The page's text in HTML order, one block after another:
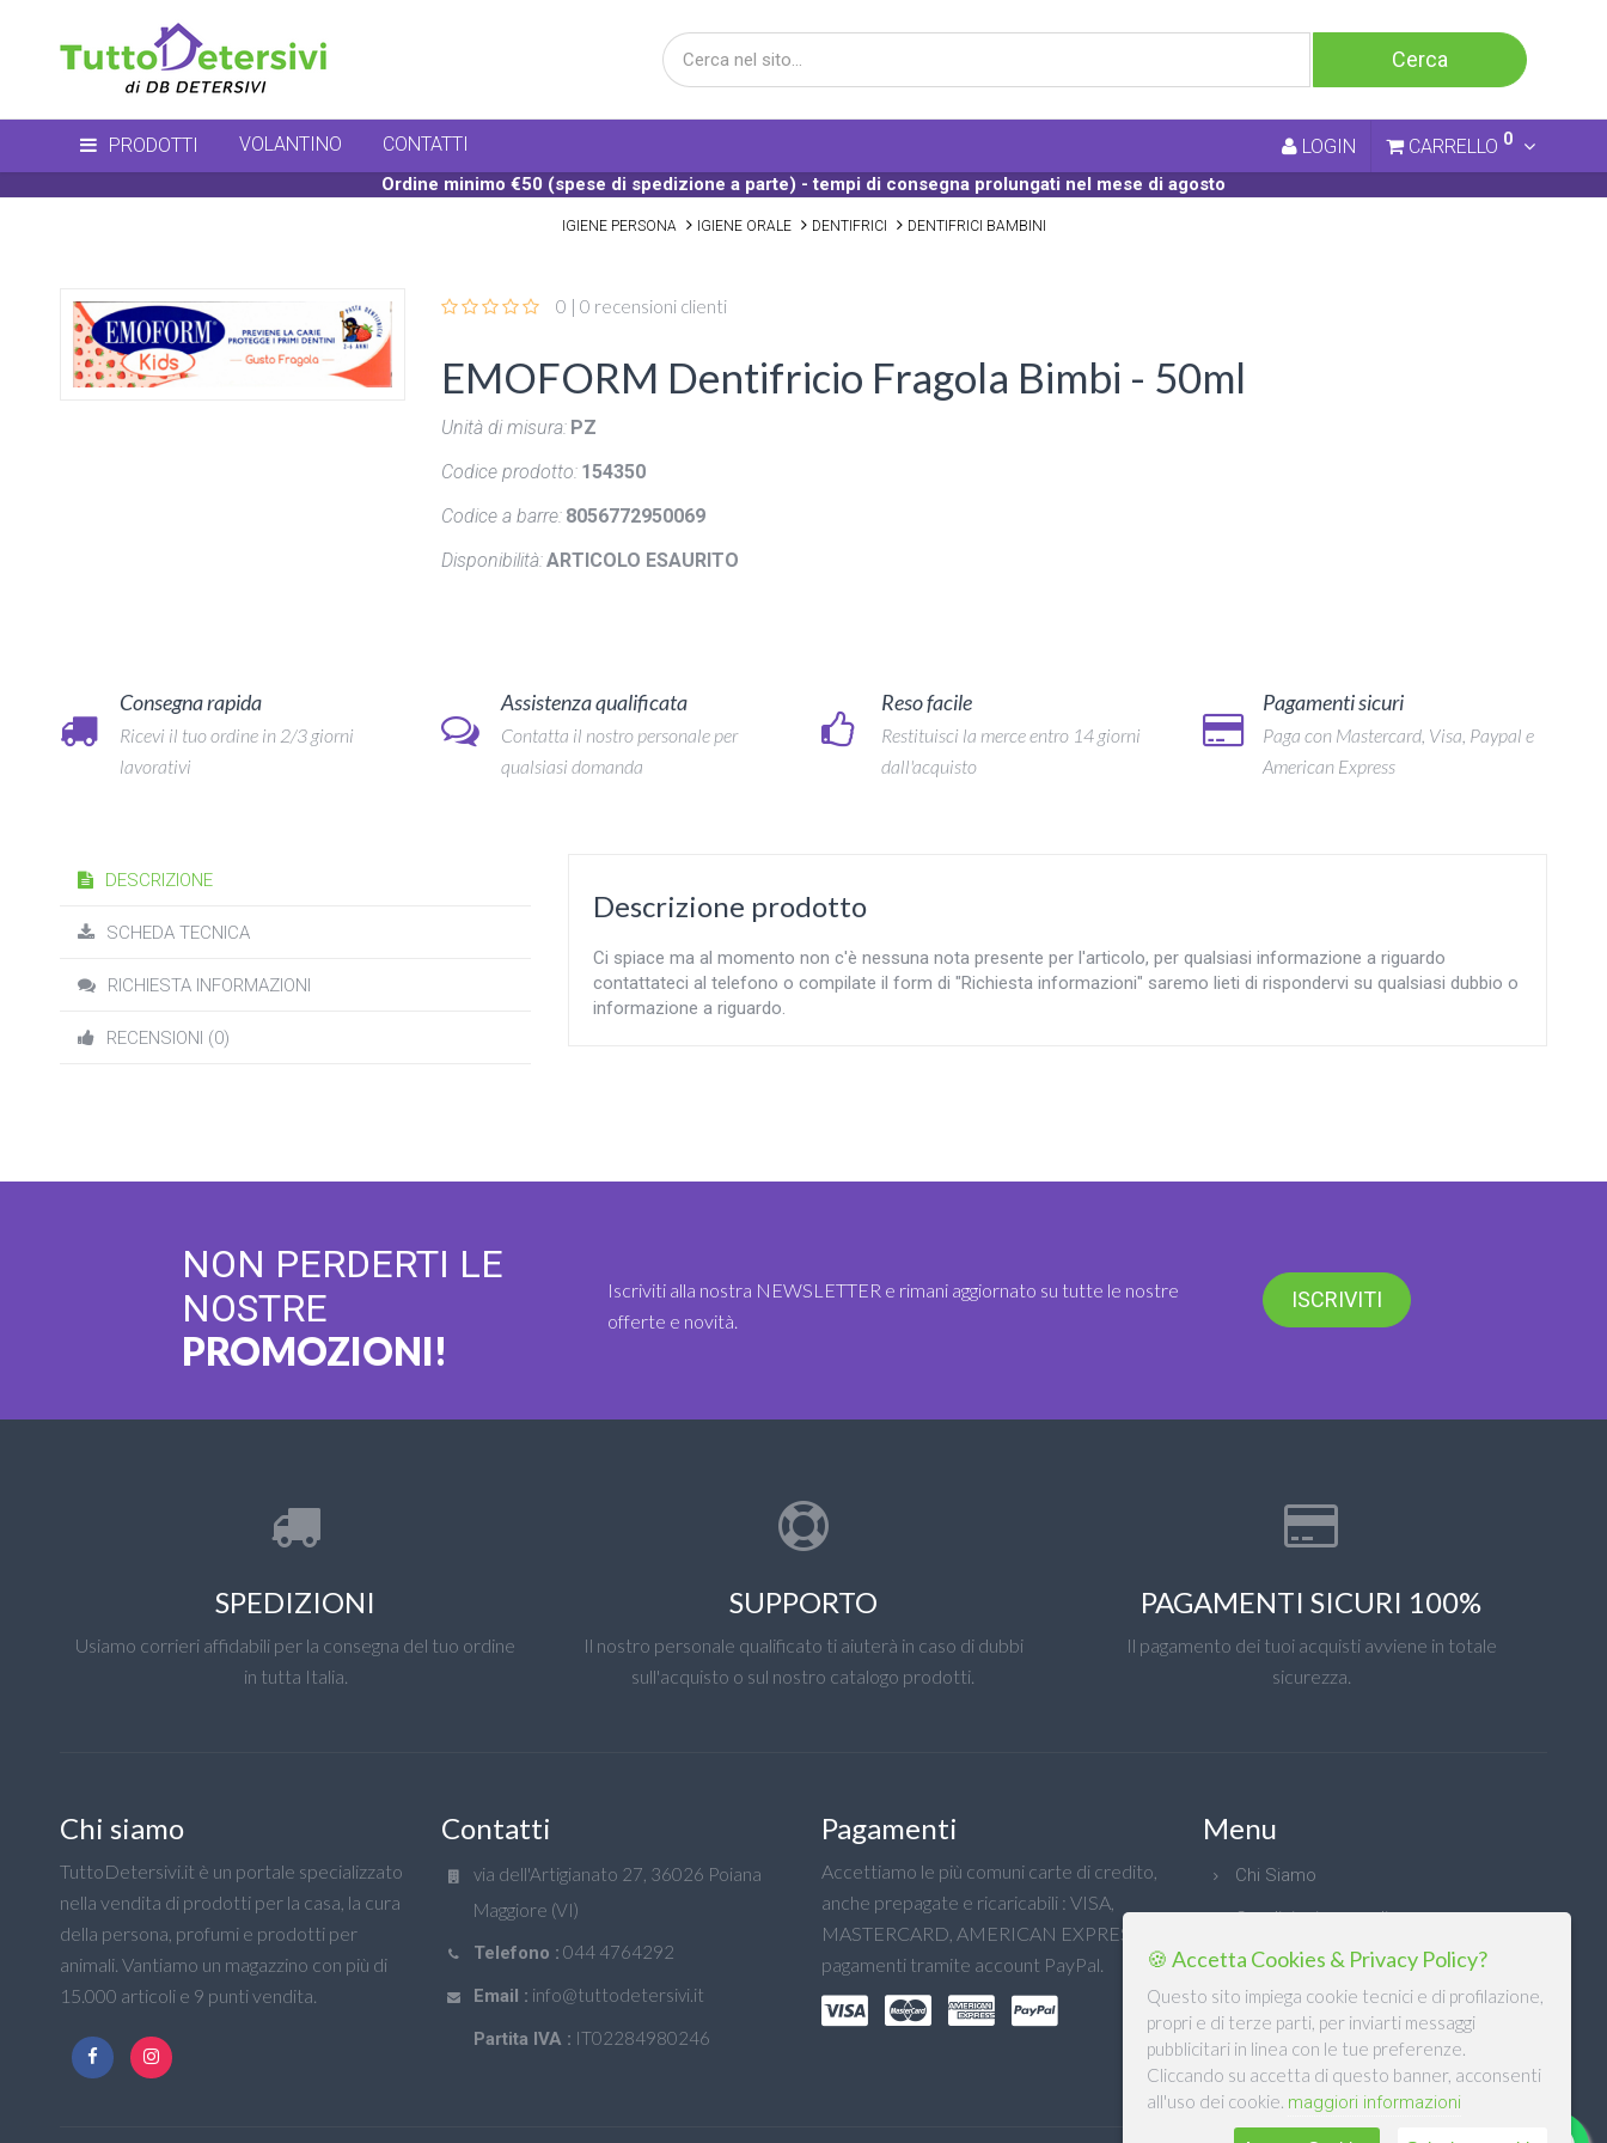
PRODOTTI VOLANTINO CONTATTI LOGIN CARRELLO 0
Ordine minimo €50 (spese di spedizione a parte) - tempi di consegna prolungati nel mese di agosto
IGIENE PERSONA IGIENE ORALE DENTIFRICI DENTIFRICI BAMBINI
0 | 0 recensioni clienti
EMOFORM Dentifricio Fragola Bimbi - 50ml
Unità di misura: PZ
Codice prodotto: 154350
Codice a barre: 8056772950069
Disponibilità:ARTICOLO ESAURITO
Consegna rapida
Ricevi il tuo ordine in 2/3 giorni
lavorativi
Assistenza qualificata
Contatta il nostro personale per
qualsiasi domanda
Reso facile
Restituisci la merce entro 14 giorni
dall'acquisto
Pagamenti sicuri
Paga con Mastercard, Visa, Paypal e
American Express
DESCRIZIONE
SCHEDA TECNICA
RICHIESTA INFORMAZIONI
RECENSIONI (0)
Descrizione prodotto
Ci spiace ma al momento non c'è nessuna nota presente per l'articolo, per qualsiasi informazione a riguardo
contattateci al telefono o compilate il form di "Richiesta informazioni" saremo lieti di rispondervi su qualsiasi dubbio o
informazione a riguardo.
NON PERDERTI LE
NOSTRE
PROMOZIONI!
Iscriviti alla nostra NEWSLETTER e rimani aggiornato su tutte le nostre
offerte e novità.
ISCRIVITI
SPEDIZIONI
Usiamo corrieri affidabili per la consegna del tuo ordine
in tutta Italia.
SUPPORTO
Il nostro personale qualificato ti aiuterà in caso di dubbi
sull'acquisto o sul nostro catalogo prodotti.
PAGAMENTI SICURI 100%
Il pagamento dei tuoi acquisti avviene in totale
sicurezza.
Chi siamo
TuttoDetersivi.it è un portale specializzato
nella vendita di prodotti per la casa, la cura
della persona, profumi e prodotti per
animali. Vantiamo un magazzino con più di
15.000 articoli e 9 punti vendita.
Contatti
via dell'Artigianato 27, 36026 Poiana
Maggiore (VI)
Telefono : 044 4764292
Email : info@tuttodetersivi.it
Partita IVA : IT02284980246
Pagamenti
Accettiamo le più comuni carte di credito,
anche prepagate e ricaricabili : VISA,
MASTERCARD, AMERICAN EXPRESS e
pagamenti tramite account PayPal.
Menu
Chi Siamo
Condizioni generali
Privacy
🍪 Accetta Cookies & Privacy Policy?
Questo sito impiega cookie tecnici e di profilazione,
propri e di terze parti, per inviarti messaggi
pubblicitari in linea con le tue preferenze.
Cliccando su accetta di questo banner, acconsenti
all'uso dei cookie. maggiori informazioni